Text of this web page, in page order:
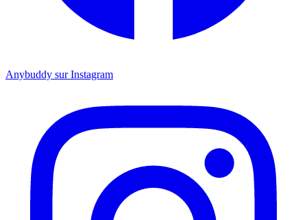
Anybuddy sur Instagram